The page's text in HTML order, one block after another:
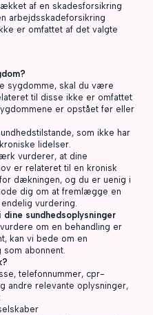
af en skadesforsikring
arbejdsskadeforsikring
er omfattet af det valgte
sygdomme, skal du være
til disse ikke er omfattet
er opstået før eller
som ikke har
lidelser.
vurderer, at dine
er relateret til en kronisk
dækningen, og du er uenig i
dig om at fremlægge en
vurdering.
sundhedsoplysninger
om en behandling er
kan vi bede om en
abonnent.
telefonnummer, cpr-
andre relevante oplysninger,